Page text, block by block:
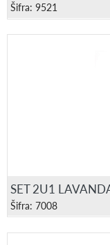
Šifra: 9521
SET 2U1
Šifra: 7008